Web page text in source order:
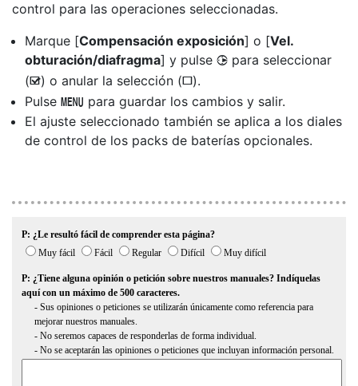
control para las operaciones seleccionadas.
Marque [Compensación exposición] o [Vel.
obturación/diafragma] y pulse 2 para seleccionar
(M) o anular la selección (U).
Pulse G para guardar los cambios y salir.
El ajuste seleccionado también se aplica a los diales
de control de los packs de baterías opcionales.